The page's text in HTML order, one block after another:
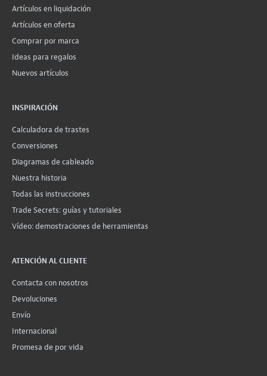
Artículos en liquidación
Artículos en oferta
Comprar por marca
Ideas para regalos
Nuevos artículos
INSPIRACIÓN
Calculadora de trastes
Conversiones
Diagramas de cableado
Nuestra historia
Todas las instrucciones
Trade Secrets: guías y tutoriales
Vídeo: demostraciones de herramientas
ATENCIÓN AL CLIENTE
Contacta con nosotros
Devoluciones
Envío
Internacional
Promesa de por vida